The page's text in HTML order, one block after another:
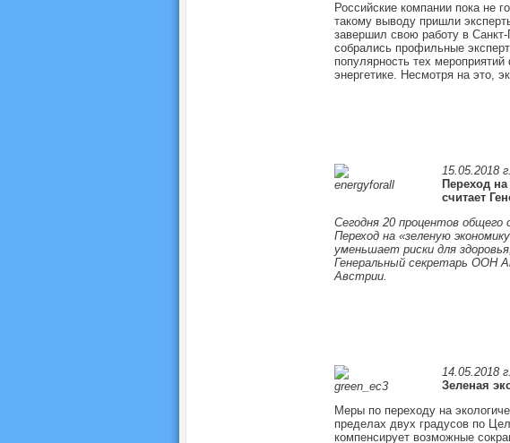
Российские компании пока не
такому выводу пришли
завершил свою работу в
собрались профильные
популярность тех
энергетике. Несмотря на это,
15.05.2018 г.
Переход
считает
Сегодня 20 процентов общего
Переход на «зеленую
уменьшает риски для
Генеральный секретарь ООН
Австрии.
14.05.2018 г.
Зеленая
Меры по переходу на
пределах двух градусов по
компенсирует возможные